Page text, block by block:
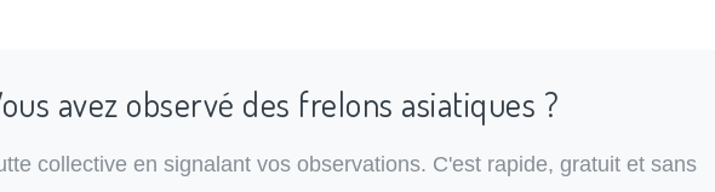
avez observé des frelons asiatiques ?
collective en signalant vos observations. C'est rapide, gratuit et sans